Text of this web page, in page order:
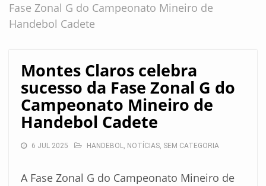
Fase Zonal G do Campeonato Mineiro de
Handebol Cadete
Montes Claros celebra
sucesso da Fase Zonal G do
Campeonato Mineiro de
Handebol Cadete
6 JUL 2025 HANDEBOL, NOTÍCIAS, SEM CATEGORIA
A Fase Zonal G do Campeonato Mineiro de